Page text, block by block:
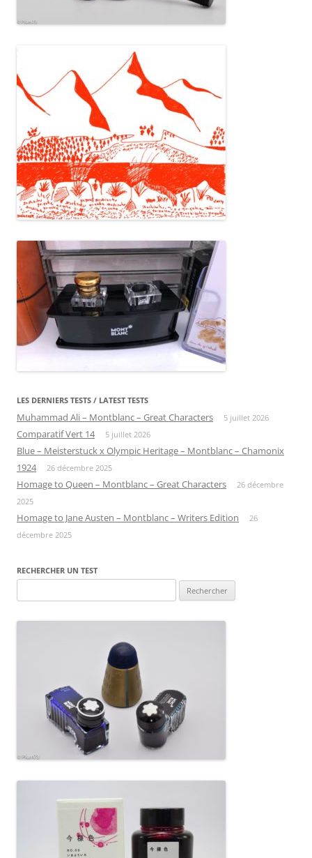
LES DERNIERS TESTS / LATEST TESTS
Muhammad Ali – Montblanc – Great Characters 5 juillet 2026
Comparatif Vert 14 5 juillet 2026
Blue – Meisterstuck x Olympic Heritage – Montblanc – Chamonix
1924
26 décembre 2025
Homage to Queen – Montblanc – Great Characters
26 décembre
2025
Homage to Jane Austen – Montblanc – Writers Edition
26
décembre 2025
RECHERCHER UN TEST